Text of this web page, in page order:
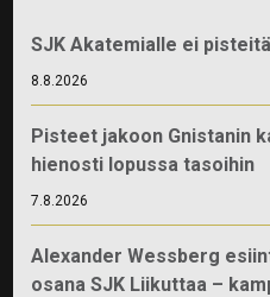
SJK Akatemialle ei
8.8.2026
Pisteet jakoon Gnistanin
hienosti lopussa tasoihin
7.8.2026
Alexander Wessberg
osana SJK Liikuttaa –